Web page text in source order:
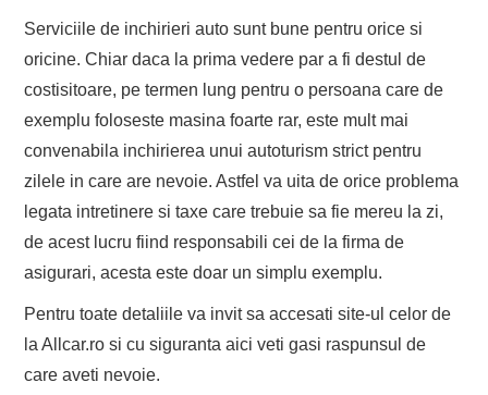
Serviciile de inchirieri auto sunt bune pentru orice si
oricine. Chiar daca la prima vedere par a fi destul de
costisitoare, pe termen lung pentru o persoana care de
exemplu foloseste masina foarte rar, este mult mai
convenabila inchirierea unui autoturism strict pentru
zilele in care are nevoie. Astfel va uita de orice problema
legata intretinere si taxe care trebuie sa fie mereu la zi,
de acest lucru fiind responsabili cei de la firma de
asigurari, acesta este doar un simplu exemplu.
Pentru toate detaliile va invit sa accesati site-ul celor de
la Allcar.ro si cu siguranta aici veti gasi raspunsul de
care aveti nevoie.